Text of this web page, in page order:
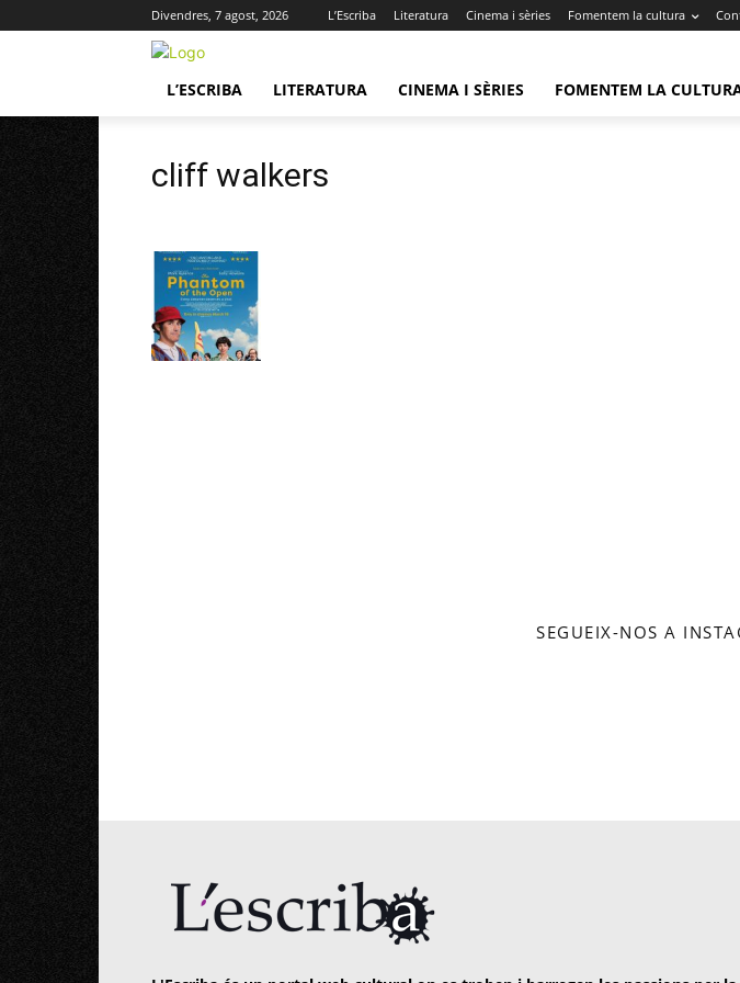
Divendres, 7 agost, 2026 L’Escriba Literatura Cinema i sèries Fomentem la cultura
L’ESCRIBA LITERATURA CINEMA I SÈRIES FOMENTEM LA
cliff walkers
SEGUEIX-NOS A